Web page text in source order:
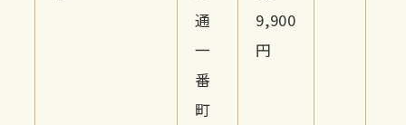
通
一
番
町
9,900
円